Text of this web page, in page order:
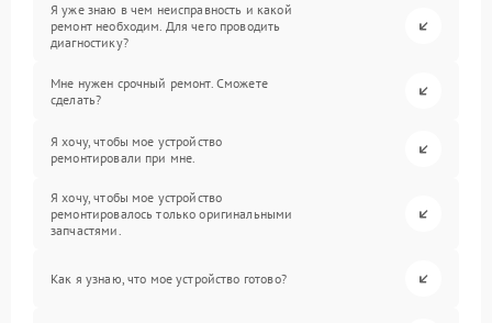
Я уже знаю в чем неисправность и какой
ремонт необходим. Для чего проводить
диагностику?
Мне нужен срочный ремонт. Сможете
сделать?
Я хочу, чтобы мое устройство
ремонтировали при мне.
Я хочу, чтобы мое устройство
ремонтировалось только оригинальными
запчастями.
Как я узнаю, что мое устройство готово?